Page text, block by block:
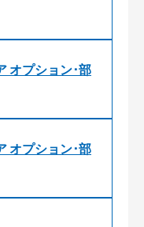
オプション･部
オプション･部